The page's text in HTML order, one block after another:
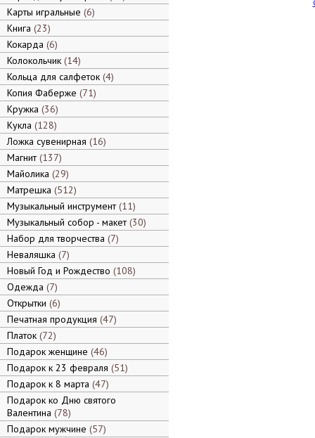
Карты игральные 6
Книга 23
Кокарда 6
Колокольчик 14
Кольца для салфеток 4
Копия Фаберже 71
Кружка 36
Кукла 128
Ложка сувенирная 16
Магнит 137
Майолика 29
Матрешка 512
Музыкальный инструмент 11
Музыкальный собор - макет 30
Набор для творчества 7
Неваляшка 7
Новый Год и Рождество 108
Одежда 7
Открытки 6
Печатная продукция 47
Платок 72
Подарок женщине 46
Подарок к 23 февраля 51
Подарок к 8 марта 47
Подарок ко Дню святого
Валентина 78
Подарок мужчине 57